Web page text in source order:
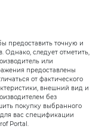
предоставить точную и
следует отметить,
или
предоставлены
от фактического
внешний вид и
без
покупку выбранного
вас спецификации
Portal.